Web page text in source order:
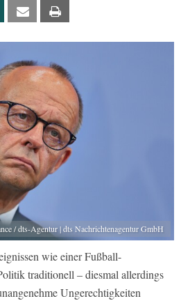
Xing Email
/ dts-Agentur | dts Nachrichtenagentur GmbH
wie einer Fußball-
traditionell – diesmal allerdings
Ungerechtigkeiten